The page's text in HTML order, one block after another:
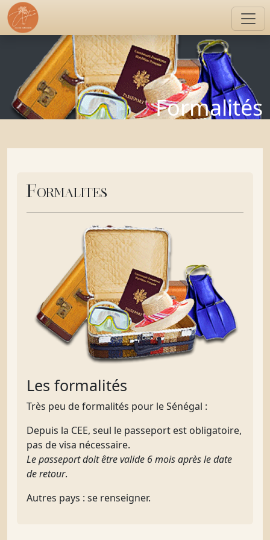
Formalités
Formalités
Les formalités
Très peu de formalités pour le Sénégal :
Depuis la CEE, seul le passeport est obligatoire,
pas de visa nécessaire.
Le passeport doit être valide 6 mois après le date
de retour.
Autres pays : se renseigner.